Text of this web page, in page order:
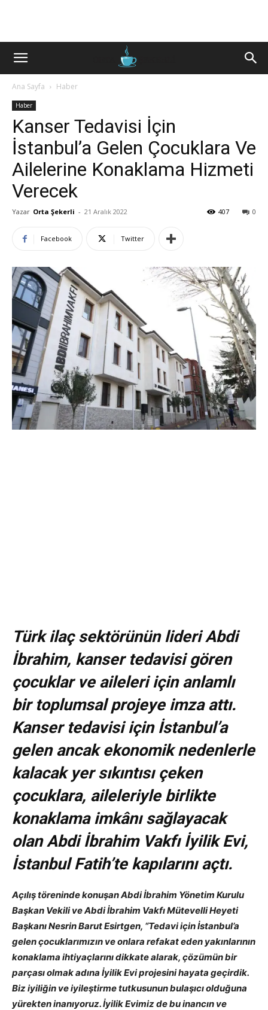
Ana Sayfa Haber
Haber
Kanser Tedavisi İçin
İstanbul’a Gelen Çocuklara Ve
Ailelerine Konaklama Hizmeti
Verecek
Yazar Orta Şekerli - 21 Aralık 2022 0
407
Facebook Twitter
Türk ilaç sektörünün lideri Abdi
İbrahim, kanser tedavisi gören
çocuklar ve aileleri için anlamlı
bir toplumsal projeye imza attı.
Kanser tedavisi için İstanbul’a
gelen ancak ekonomik nedenlerle
kalacak yer sıkıntısı çeken
çocuklara, aileleriyle birlikte
konaklama imkânı sağlayacak
olan Abdi İbrahim Vakfı İyilik Evi,
İstanbul Fatih’te kapılarını açtı.
Açılış töreninde konuşan Abdi İbrahim Yönetim Kurulu
Başkan Vekili ve Abdi İbrahim Vakfı Mütevelli Heyeti
Başkanı Nesrin Barut Esirtgen, “Tedavi için İstanbul’a
gelen çocuklarımızın ve onlara refakat eden yakınlarının
konaklama ihtiyaçlarını dikkate alarak, çözümün bir
parçası olmak adına İyilik Evi projesini hayata geçirdik.
Biz iyiliğin ve iyileştirme tutkusunun bulaşıcı olduğuna
yürekten inanıyoruz. İyilik Evimiz de bu inancın ve